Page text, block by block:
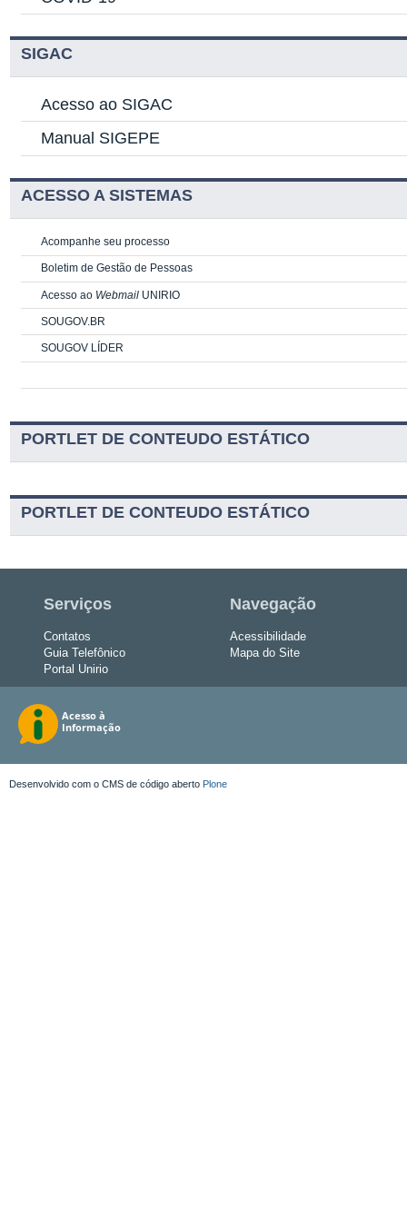
SIGAC
Acesso ao SIGAC
Manual SIGEPE
ACESSO A SISTEMAS
Acompanhe seu processo
Boletim de Gestão de Pessoas
Acesso ao Webmail UNIRIO
SOUGOV.BR
SOUGOV LÍDER
PORTLET DE CONTEUDO ESTÁTICO
PORTLET DE CONTEUDO ESTÁTICO
Serviços
Contatos
Guia Telefônico
Portal Unirio
Navegação
Acessibilidade
Mapa do Site
Desenvolvido com o CMS de código aberto Plone